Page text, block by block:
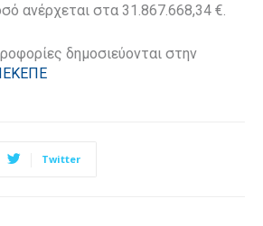
ανέρχεται στα 31.867.668,34 €.
δημοσιεύονται στην
Twitter